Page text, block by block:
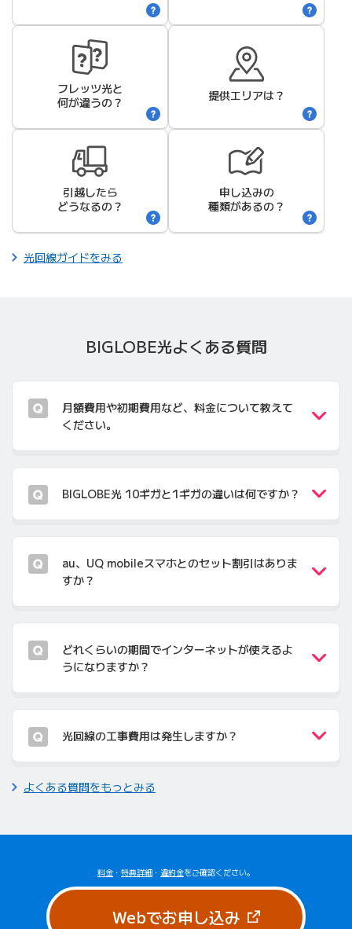
フレッツ光と
何が違うの？
提供エリアは？
引越したら
どうなるの？
申し込みの
種類があるの？
光回線ガイドをみる
BIGLOBE光よくある質問
月額費用や初期費用など、料金について教えて
ください。
BIGLOBE光 10ギガと1ギガの違いは何ですか？
au、UQ mobileスマホとのセット割引はありま
すか？
どれくらいの期間でインターネットが使えるよ
うになりますか？
光回線の工事費用は発生しますか？
よくある質問をもっとみる
料金 ・ 特典詳細 ・ 違約金をご確認ください。
Webでお申し込み（新しいタブ